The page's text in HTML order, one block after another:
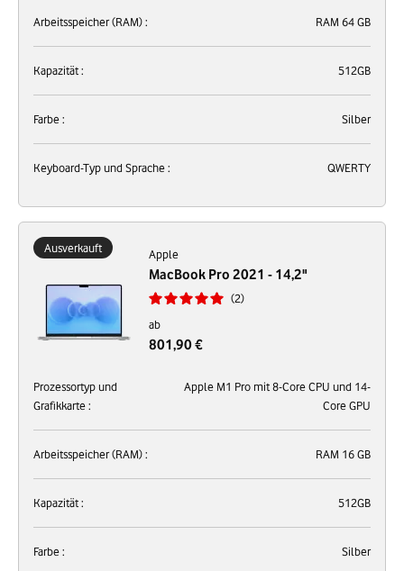
Arbeitsspeicher (RAM) : RAM 64 GB
Kapazität : 512GB
Farbe : Silber
Keyboard-Typ und Sprache : QWERTY
Ausverkauft Apple
MacBook Pro 2021 - 14,2"
2
ab
801,90 €
Prozessortyp und
Grafikkarte :
Apple M1 Pro mit 8-Core CPU und 14-
Core GPU
Arbeitsspeicher (RAM) : RAM 16 GB
Kapazität : 512GB
Farbe : Silber